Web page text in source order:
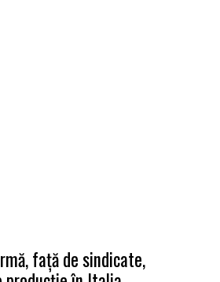
față de sindicate,